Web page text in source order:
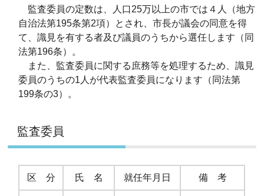
監査委員の定数は、人口25万以上の市では４人（地方
自治法第195条第2項）とされ、市長が議会の同意を得
て、識見を有する者及び議員のうちから選任します（同
法第196条）。
また、監査委員に関する庶務等を処理するため、識見
委員のうちの1人が代表監査委員になります（同法第
199条の3）。
監査委員
区 分 氏 名 就任年月日 備 考